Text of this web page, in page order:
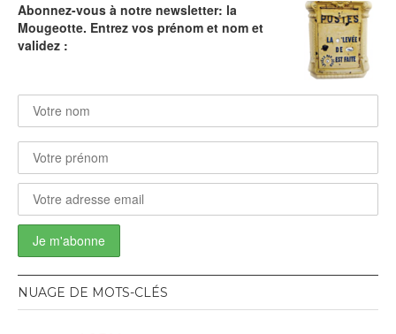
Abonnez-vous à notre newsletter: la
Mougeotte. Entrez vos prénom et nom et
validez :
NUAGE DE MOTS-CLÉS